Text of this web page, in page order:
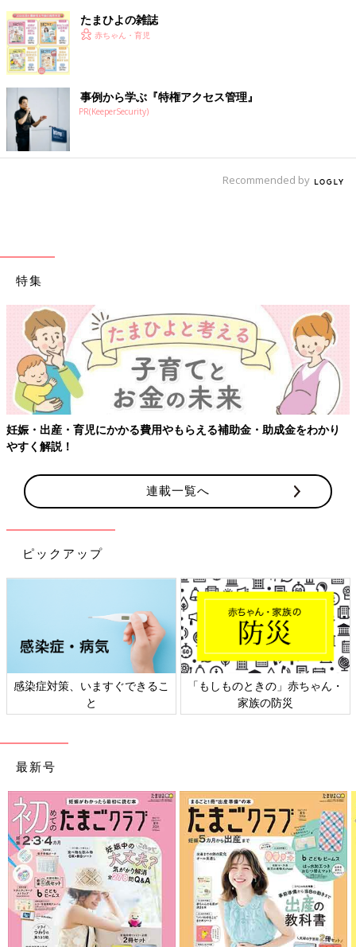
たまひよの雑誌
赤ちゃん・育児
事例から学ぶ『特権アクセス管理』
PR(KeeperSecurity)
Recommended by
特集
【ワクチン接種できるものも】妊婦の感染症対策、知っておいて！
連載一覧へ
ピックアップ
日本外来小児科学会リーフレッ
ト検討会
六星占術 細木かおりさんの人生
相談
最新号